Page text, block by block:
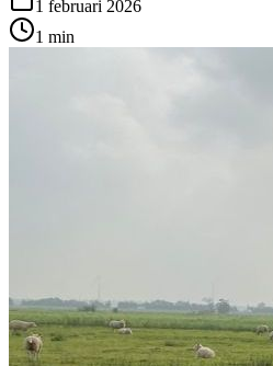
1 februari 2026
1 min